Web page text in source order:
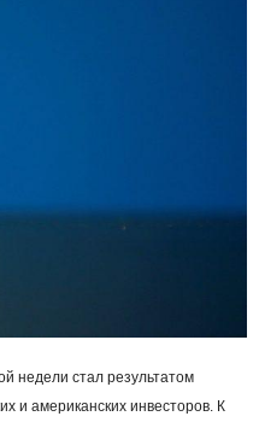
недели стал результатом
и американских инвесторов. К